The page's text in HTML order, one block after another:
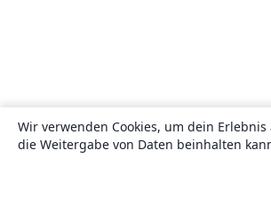
Wir verwenden Cookies, um dein
die Weitergabe von Daten beinhalten